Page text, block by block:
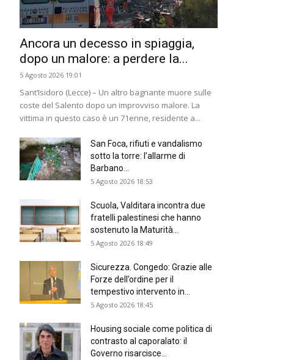
Ancora un decesso in spiaggia,
dopo un malore: a perdere la...
5 Agosto 2026 19:01
Sant’Isidoro (Lecce) – Un altro bagnante muore sulle
coste del Salento dopo un improvviso malore. La
vittima in questo caso è un 71enne, residente a...
San Foca, rifiuti e vandalismo
sotto la torre: l’allarme di
Barbano...
5 Agosto 2026 18:53
Scuola, Valditara incontra due
fratelli palestinesi che hanno
sostenuto la Maturità...
5 Agosto 2026 18:49
Sicurezza. Congedo: Grazie alle
Forze dell’ordine per il
tempestivo intervento in...
5 Agosto 2026 18:45
Housing sociale come politica di
contrasto al caporalato: il
Governo risarcisce...